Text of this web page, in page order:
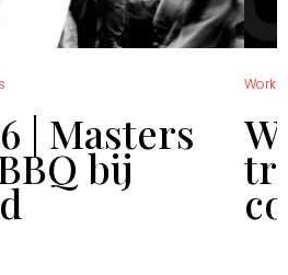
| Masters
bij